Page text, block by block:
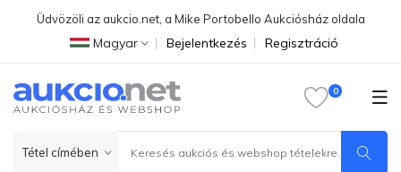
Üdvözöli az aukcio.net, a Mike Portobello Aukciósház oldala
Magyar Bejelentkezés Regisztráció